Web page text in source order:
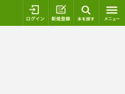
ログイン 新規登録